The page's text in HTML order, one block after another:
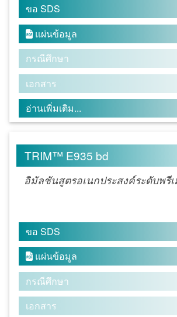
ขอ SDS
 แผ่นข้อมูล
กรณีศึกษา
เอกสาร
อ่านเพิ่มเติม...
TRIM™ E935 bd
อิมัลชันสูตรอเนกประสงค์ระดับพรี
ขอ SDS
 แผ่นข้อมูล
กรณีศึกษา
เอกสาร